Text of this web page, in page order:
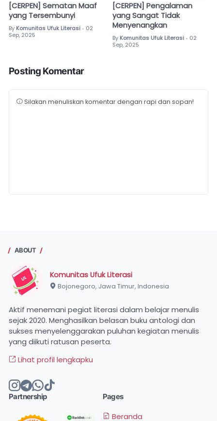
[CERPEN] Sematan Maaf
yang Tersembunyi
By Komunitas Ufuk Literasi • 02
Sep, 2025
[CERPEN] Pengalaman
yang Sangat Tidak
Menyenangkan
By Komunitas Ufuk Literasi • 02
Sep, 2025
Posting Komentar
Silakan menuliskan komentar dengan rapi dan sopan!
ABOUT
Komunitas Ufuk Literasi
Bojonegoro, Jawa Timur, Indonesia
Aktif menemani pegiat literasi dalam belajar menulis
sejak 2020. Menghasilkan belasan buku antologi dan
sukses menyelenggarakan puluhan kegiatan menulis
yang diikuti ratusan peserta.
Lihat profil lengkapku
Partnership Pages
Beranda